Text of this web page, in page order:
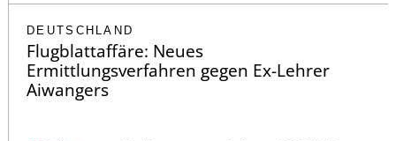
DEUTSCHLAND
Flugblattaffäre: Neues
Ermittlungsverfahren gegen Ex-Lehrer
Aiwangers